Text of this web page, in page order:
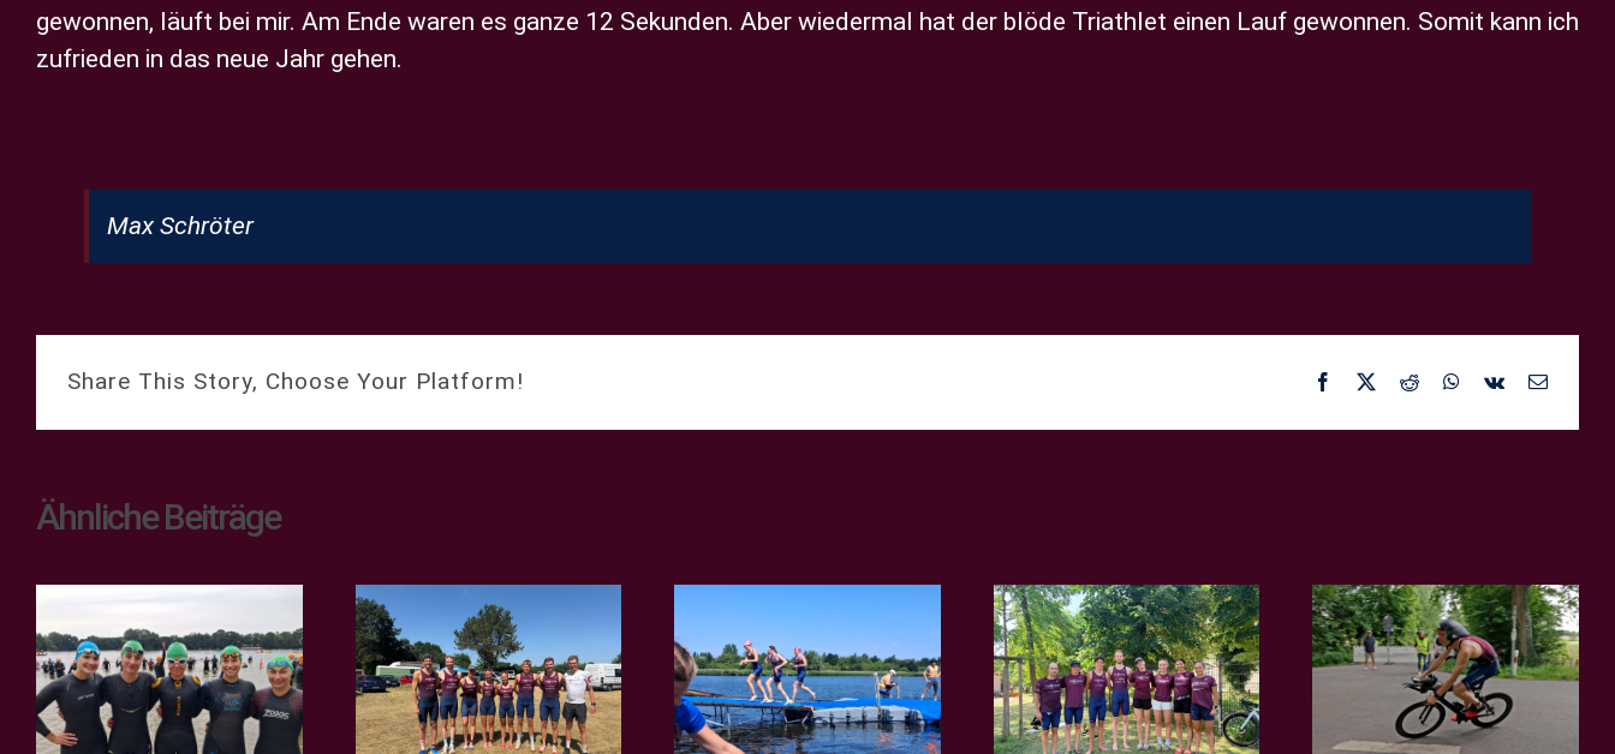
gewonnen, läuft bei mir. Am Ende waren es ganze 12 Sekunden. Aber wiedermal hat der blöde Triathlet einen Lauf gewonnen. Somit kann ich
zufrieden in das neue Jahr gehen.
Max Schröter
Share This Story, Choose Your Platform! Facebook
X RedditWhatsApp
Vk
E-
Ähnliche Beiträge
2. Bundesliga –
Bergfest in Verl!
Teamsprint der
Regionalliga in
Rostock
Weimar: Mädels
stürmen auf Platz
6
Landesliga-Auftakt
in Itzehoe!
Stuhr: Der nächste
Schritt zum
Meistertitel